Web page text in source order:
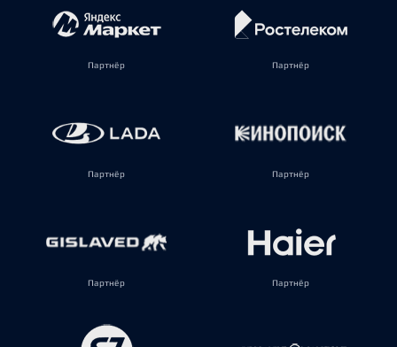
Партнёр Партнёр
Партнёр Партнёр
Партнёр Партнёр